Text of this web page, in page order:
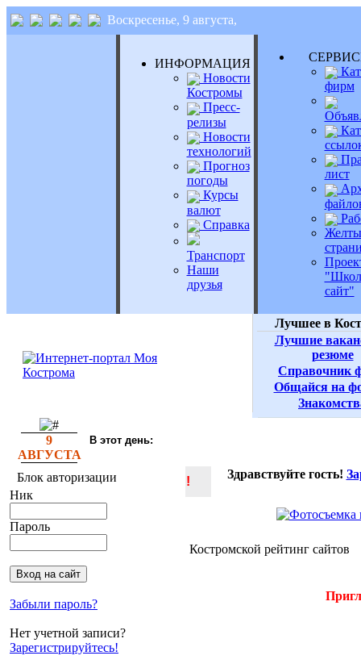
Воскресенье, 9 августа,
ИНФОРМАЦИЯ
Новости
Костромы
Пресс-
релизы
Новости
технологий
Прогноз
погоды
Курсы
валют
Справка
Транспорт
Наши
друзья
фирм
лист
сайт"
Лучшее в
Лучшие
резюме
Справочник
Общайся на
9
АВГУСТА
В этот день:
Блок авторизации
Ник
Пароль
Забыли пароль?
Нет учетной записи?
Зарегистрируйтесь!
!
Здравствуйте гость!
Костромской рейтинг сайтов